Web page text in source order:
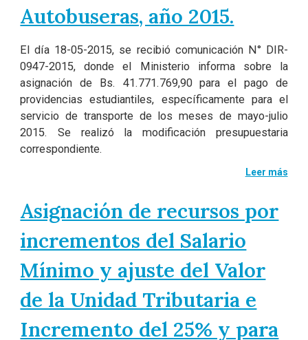
Autobuseras, año 2015.
El día 18-05-2015, se recibió comunicación N° DIR-
0947-2015, donde el Ministerio informa sobre la
asignación de Bs. 41.771.769,90 para el pago de
providencias estudiantiles, específicamente para el
servicio de transporte de los meses de mayo-julio
2015. Se realizó la modificación presupuestaria
correspondiente.
Leer más
Asignación de recursos por
incrementos del Salario
Mínimo y ajuste del Valor
de la Unidad Tributaria e
Incremento del 25% y para